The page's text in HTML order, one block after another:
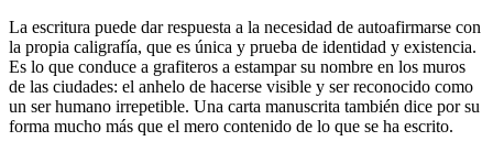
La escritura puede dar respuesta a la necesidad de autoafirmarse con
la propia caligrafía, que es única y prueba de identidad y existencia.
Es lo que conduce a grafiteros a estampar su nombre en los muros
de las ciudades: el anhelo de hacerse visible y ser reconocido como
un ser humano irrepetible. Una carta manuscrita también dice por su
forma mucho más que el mero contenido de lo que se ha escrito.